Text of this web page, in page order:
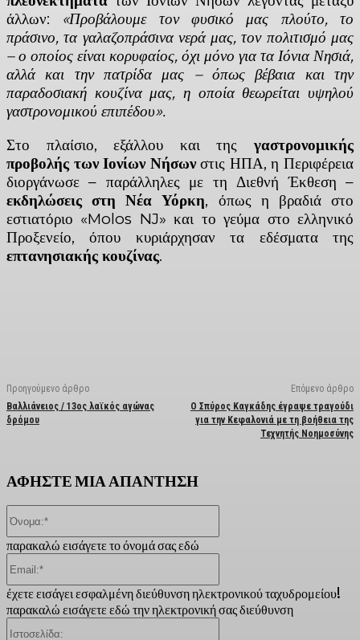
άλλων: «Προβάλουμε τον φυσικό μας πλούτο, το
πράσινο, τα γαλαζοπράσινα νερά μας, τον πολιτισμό μας
– ο οποίος είναι κορυφαίος, όχι μόνο για τα Ιόνια Νησιά,
αλλά και την πατρίδα μας – όπως βέβαια και την
παραδοσιακή κουζίνα μας, η οποία θεωρείται υψηλού
γαστρονομικού επιπέδου».
Στο πλαίσιο, εξάλλου και της γαστρονομικής
προβολής των Ιονίων Νήσωνστις ΗΠΑ, η Περιφέρεια
διοργάνωσε – παράλληλες με τη Διεθνή Έκθεση –
εκδηλώσεις στη Νέα Υόρκη, όπως η βραδιά στο
εστιατόριο «Molos NJ» και το γεύμα στο ελληνικό
Προξενείο, όπου κυριάρχησαν τα εδέσματα της
επτανησιακής κουζίνας.
Προηγούμενο άρθρο
Βαλλιάνειος / 13ος λαϊκός αγώνας
δρόμου
Επόμενο άρθρο
Ο Σπύρος Καγκάδης έγραψε τραγούδι
για την Κεφαλονιά με τη βοήθεια της
Τεχνητής Νοημοσύνης
ΑΦΗΣΤΕ ΜΙΑ ΑΠΑΝΤΗΣΗ
παρακαλώ εισάγετε το όνομά σας εδώ
έχετε εισάγει εσφαλμένη διεύθυνση ηλεκτρονικού ταχυδρομείου!
παρακαλώ εισάγετε εδώ την ηλεκτρονική σας διεύθυνση